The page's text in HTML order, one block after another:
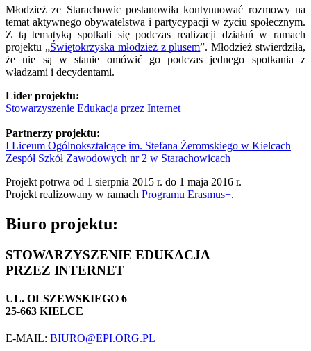
Młodzież ze Starachowic postanowiła kontynuować rozmowy na
temat aktywnego obywatelstwa i partycypacji w życiu społecznym.
Z tą tematyką spotkali się podczas realizacji działań w ramach
projektu „Świętokrzyska młodzież z plusem”. Młodzież stwierdziła,
że nie są w stanie omówić go podczas jednego spotkania z
władzami i decydentami.
Lider projektu:
Stowarzyszenie Edukacja przez Internet
Partnerzy projektu:
I Liceum Ogólnokształcące im. Stefana Żeromskiego w Kielcach
Zespół Szkół Zawodowych nr 2 w Starachowicach
Projekt potrwa od 1 sierpnia 2015 r. do 1 maja 2016 r.
Projekt realizowany w ramach Programu Erasmus+.
Biuro projektu:
STOWARZYSZENIE EDUKACJA
PRZEZ INTERNET
UL. OLSZEWSKIEGO 6
25-663 KIELCE
E-MAIL: BIURO@EPI.ORG.PL